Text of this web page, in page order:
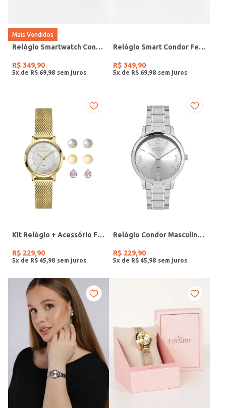
Mais Vendidos
Relógio Smartwatch Condor PRETO
R$ 349,90
5x de R$ 69 98
Relógio Smart Condor Feminino ROSE
R$ 349,90
5x de R$ 69 98
Kit Relógio + Acessório Feminino DOURADO
R$ 229,90
5x de R$ 45 98
Relógio Condor Masculino PRATA
R$ 229,90
5x de R$ 45 98